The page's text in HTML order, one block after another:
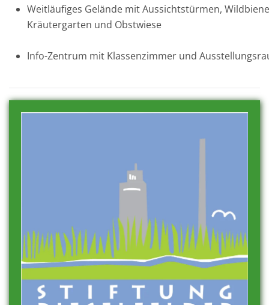
Weitläufiges Gelände mit Aussichtstürmen,
Kräutergarten und Obstwiese
Info-Zentrum mit Klassenzimmer und